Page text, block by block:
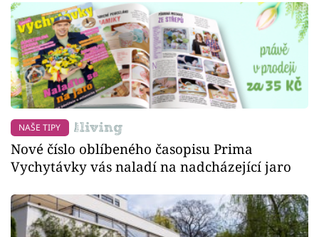
NAŠE TIPY
Nové číslo oblíbeného časopisu Prima
Vychytávky vás naladí na nadcházející jaro